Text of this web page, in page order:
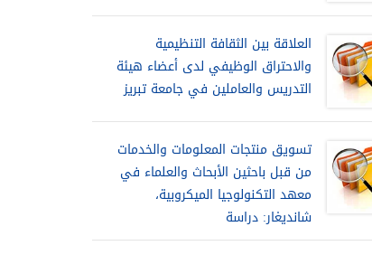
العلاقة بين الثقافة التنظيمية
والاحتراق الوظيفي لدى أعضاء هيئة
التدريس والعاملين في جامعة تبريز
تسويق منتجات المعلومات والخدمات
من قبل باحثين الأبحاث والعلماء في
معهد التكنولوجيا الميكروبية،
شانديغار: دراسة